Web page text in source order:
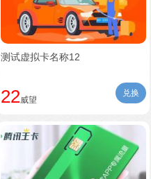
测试虚拟卡名称12
兑换
22威望